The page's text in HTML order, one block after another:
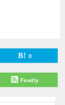
0
Feedly